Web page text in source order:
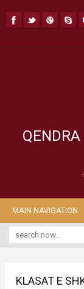
MAIN NAVIGATION
KLASAT E